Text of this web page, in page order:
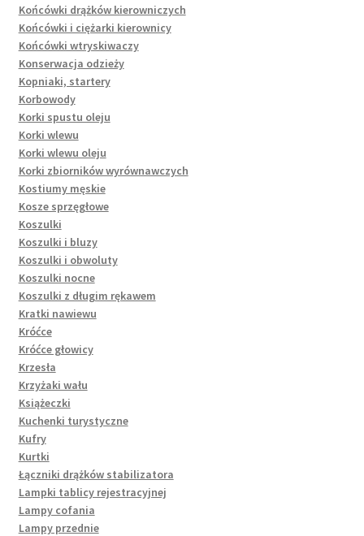
Końcówki drążków kierowniczych
Końcówki i ciężarki kierownicy
Końcówki wtryskiwaczy
Konserwacja odzieży
Kopniaki, startery
Korbowody
Korki spustu oleju
Korki wlewu
Korki wlewu oleju
Korki zbiorników wyrównawczych
Kostiumy męskie
Kosze sprzęgłowe
Koszulki
Koszulki i bluzy
Koszulki i obwoluty
Koszulki nocne
Koszulki z długim rękawem
Kratki nawiewu
Króćce
Króćce głowicy
Krzesła
Krzyżaki wału
Książeczki
Kuchenki turystyczne
Kufry
Kurtki
Łączniki drążków stabilizatora
Lampki tablicy rejestracyjnej
Lampy cofania
Lampy przednie